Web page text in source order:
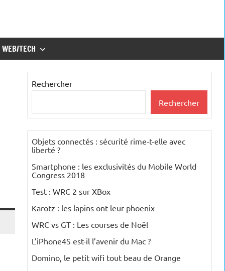
WEB/TECH
Rechercher
Rechercher
Objets connectés : sécurité rime-t-elle avec
liberté ?
Smartphone : les exclusivités du Mobile World
Congress 2018
Test : WRC 2 sur XBox
Karotz : les lapins ont leur phoenix
WRC vs GT : Les courses de Noël
L’iPhone4S est-il l’avenir du Mac ?
Domino, le petit wifi tout beau de Orange